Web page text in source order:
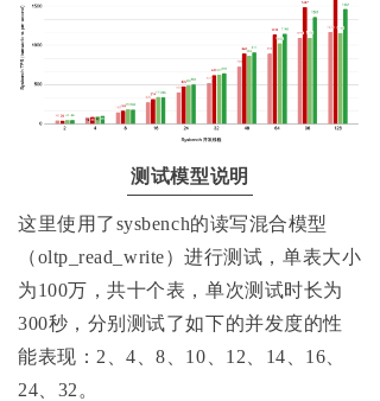
测试模型说明
这里使用了sysbench的读写混合模型
（oltp_read_write）进行测试，单表大小
为100万，共十个表，单次测试时长为
300秒，分别测试了如下的并发度的性
能表现：2、4、8、10、12、14、16、
24、32。